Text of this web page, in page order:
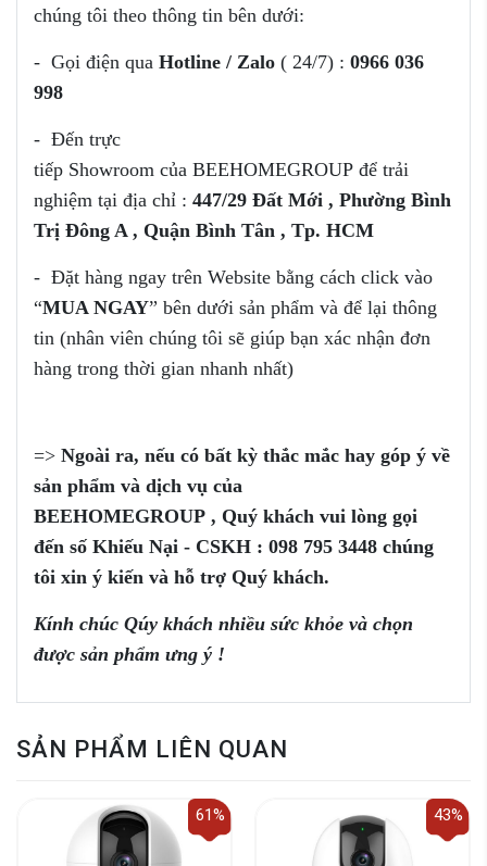
chúng tôi theo thông tin bên dưới:
- Gọi điện qua Hotline / Zalo ( 24/7) : 0966 036
998
- Đến trực
tiếp Showroom của BEEHOMEGROUP để trải
nghiệm tại địa chỉ : 447/29 Đất Mới , Phường Bình
Trị Đông A , Quận Bình Tân , Tp. HCM
- Đặt hàng ngay trên Website bằng cách click vào
“MUA NGAY” bên dưới sản phẩm và để lại thông
tin (nhân viên chúng tôi sẽ giúp bạn xác nhận đơn
hàng trong thời gian nhanh nhất)
=> Ngoài ra, nếu có bất kỳ thắc mắc hay góp ý về
sản phẩm và dịch vụ của
BEEHOMEGROUP , Quý khách vui lòng gọi
đến số Khiếu Nại - CSKH : 098 795 3448 chúng
tôi xin ý kiến và hỗ trợ Quý khách.
Kính chúc Qúy khách nhiều sức khỏe và chọn
được sản phẩm ưng ý !
SẢN PHẨM LIÊN QUAN
61% 43%